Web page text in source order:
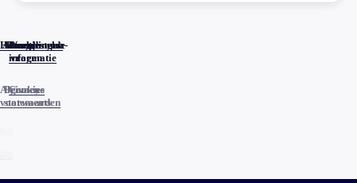
Home
Actueel
Uitzendingen
Reacties
Programma-
informatie
Veelgestelde
vragen
Algemene
voorwaarden
Privacy
statements
Cookies